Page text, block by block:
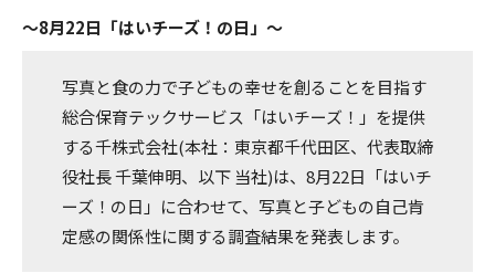
～8月22日「はいチーズ！の日」～
写真と食の力で子どもの幸せを創ることを目指す
総合保育テックサービス「はいチーズ！」を提供
する千株式会社(本社：東京都千代田区、代表取締
役社長 千葉伸明、以下 当社)は、8月22日「はいチ
ーズ！の日」に合わせて、写真と子どもの自己肯
定感の関係性に関する調査結果を発表します。